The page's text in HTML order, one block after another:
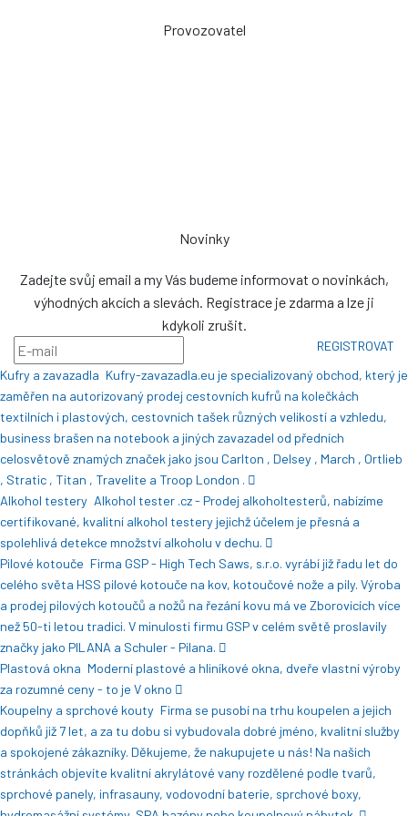
Provozovatel
Novinky
Zadejte svůj email a my Vás budeme informovat o novinkách,
výhodných akcích a slevách. Registrace je zdarma a lze ji
kdykoli zrušit.
REGISTROVAT
Kufry a zavazadla Kufry-zavazadla.eu je specializovaný obchod, který je
zaměřen na autorizovaný prodej cestovních kufrů na kolečkách
textilních i plastových, cestovních tašek různých velikostí a vzhledu,
business brašen na notebook a jiných zavazadel od předních
celosvětově znamých značek jako jsou Carlton , Delsey , March , Ortlieb
, Stratic , Titan , Travelite a Troop London .
Alkohol testery Alkohol tester .cz - Prodej alkoholtesterů, nabízíme
certifikované, kvalitní alkohol testery jejichž účelem je přesná a
spolehlivá detekce množství alkoholu v dechu.
Pilové kotouče Firma GSP - High Tech Saws, s.r.o. vyrábí již řadu let do
celého světa HSS pilové kotouče na kov, kotoučové nože a pily. Výroba
a prodej pilových kotoučů a nožů na řezání kovu má ve Zborovicích více
než 50-ti letou tradici. V minulosti firmu GSP v celém světě proslavily
značky jako PILANA a Schuler - Pilana.
Plastová okna Moderní plastové a hliníkové okna, dveře vlastní výroby
za rozumné ceny - to je V okno
Koupelny a sprchové kouty Firma se pusobí na trhu koupelen a jejich
dopňků již 7 let, a za tu dobu si vybudovala dobré jméno, kvalitní služby
a spokojené zákazníky. Děkujeme, že nakupujete u nás! Na našich
stránkách objevíte kvalitní akrylátové vany rozdělené podle tvarů,
sprchové panely, infrasauny, vodovodní baterie, sprchové boxy,